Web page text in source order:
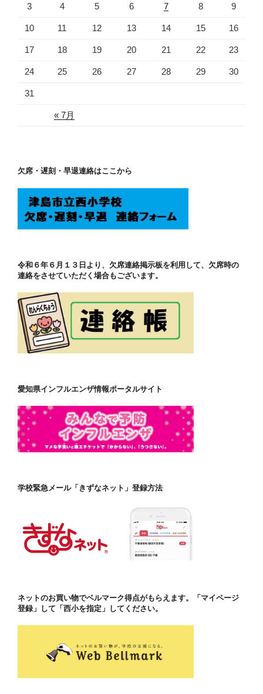
« 7月
3 4 5 6 7 8 9
10 11 12 13 14 15 16
17 18 19 20 21 22 23
24 25 26 27 28 29 30
31
欠席・遅刻・早退連絡はここから
令和６年６月１３日より、欠席連絡掲示板を利用して、欠席時の
連絡をさせていただく場合もございます。
愛知県インフルエンザ情報ポータルサイト
学校緊急メール「きずなネット」登録方法
ネットのお買い物でベルマーク得点がもらえます。「マイページ
登録」して「西小を指定」してください。